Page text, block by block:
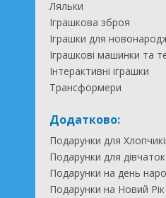
Ляльки
Іграшкова зброя
Іграшки для
Іграшкові машинки та
Інтерактивні іграшки
Трансформери
Додатково:
Подарунки для
Подарунки для дівчаток
Подарунки на день
Подарунки на Новий Рік